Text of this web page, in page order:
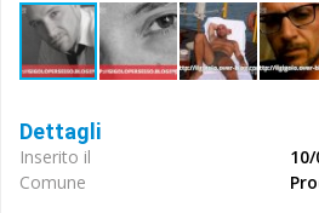
Dettagli
Inserito il
Comune